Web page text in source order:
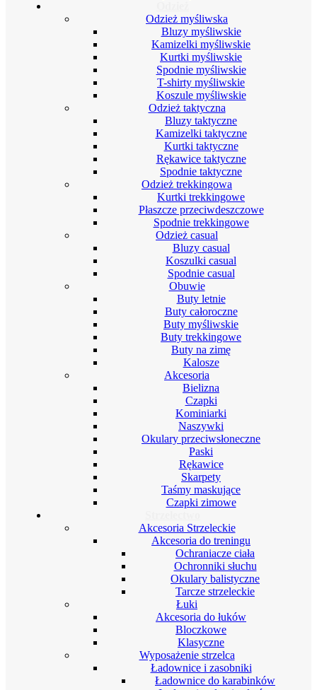
Odzież myśliwska
Bluzy myśliwskie
Kamizelki myśliwskie
Kurtki myśliwskie
Spodnie myśliwskie
T-shirty myśliwskie
Koszule myśliwskie
Odzież taktyczna
Bluzy taktyczne
Kamizelki taktyczne
Kurtki taktyczne
Rękawice taktyczne
Spodnie taktyczne
Odzież trekkingowa
Kurtki trekkingowe
Płaszcze przeciwdeszczowe
Spodnie trekkingowe
Odzież casual
Bluzy casual
Koszulki casual
Spodnie casual
Obuwie
Buty letnie
Buty całoroczne
Buty myśliwskie
Buty trekkingowe
Buty na zimę
Kalosze
Akcesoria
Bielizna
Czapki
Kominiarki
Naszywki
Okulary przeciwsłoneczne
Paski
Rękawice
Skarpety
Taśmy maskujące
Czapki zimowe
Akcesoria Strzeleckie
Akcesoria do treningu
Ochraniacze ciała
Ochronniki słuchu
Okulary balistyczne
Tarcze strzeleckie
Łuki
Akcesoria do łuków
Bloczkowe
Klasyczne
Wyposażenie strzelca
Ładownice i zasobniki
Ładownice do karabinków